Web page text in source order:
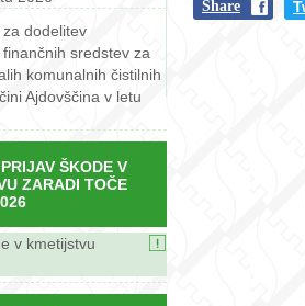
dodelitev
sredstev za
komunalnih čistilnih
Ajdovščina v letu
ŠKODE V
ZARADI TOČE
v kmetijstvu
Share